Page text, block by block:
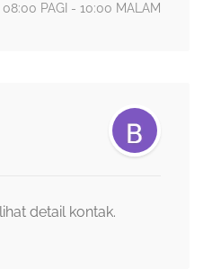
08:00 PAGI - 10:00 MALAM
detail kontak.